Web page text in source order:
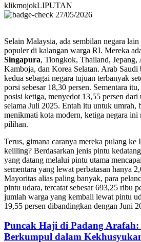
klikmojokLIPUTAN
27/05/2026
Selain Malaysia, ada sembilan negara
populer di kalangan warga RI. Mereka
Singapura, Tiongkok, Thailand, Jepang,
Kamboja, dan Korea Selatan. Arab Saudi
kedua sebagai negara tujuan terbanyak
porsi sebesar 18,30 persen. Sementara
posisi ketiga, menyedot 13,55 persen dari
selama Juli 2025. Entah itu untuk umrah,
menikmati kota modern, ketiga negara ini
pilihan.
Terus, gimana caranya mereka pulang ke
keliling? Berdasarkan jenis pintu
yang datang melalui pintu utama
sementara yang lewat perbatasan hanya
Mayoritas alias paling banyak, para
pintu udara, tercatat sebesar 693,25 ribu
jumlah warga yang kembali lewat pintu
19,55 persen dibandingkan dengan Juni
Puncak Haji di Padang Arafah:
Berkumpul dalam